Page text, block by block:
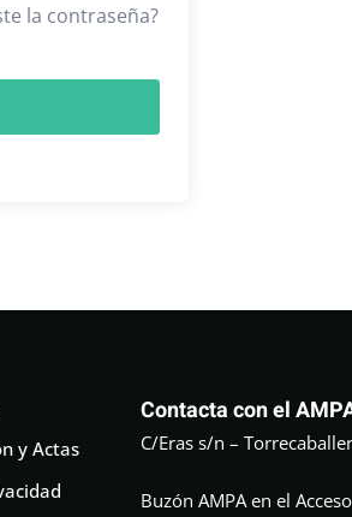
la contraseña?
y Actas
Contacta con el
C/Eras s/n –
Buzón AMPA en el